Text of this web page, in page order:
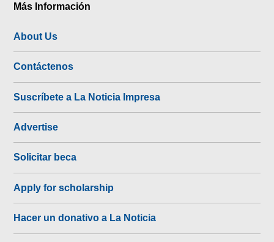
Más Información
About Us
Contáctenos
Suscríbete a La Noticia Impresa
Advertise
Solicitar beca
Apply for scholarship
Hacer un donativo a La Noticia